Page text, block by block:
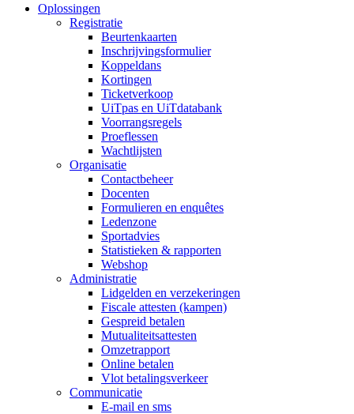
Oplossingen
Registratie
Beurtenkaarten
Inschrijvingsformulier
Koppeldans
Kortingen
Ticketverkoop
UiTpas en UiTdatabank
Voorrangsregels
Proeflessen
Wachtlijsten
Organisatie
Contactbeheer
Docenten
Formulieren en enquêtes
Ledenzone
Sportadvies
Statistieken & rapporten
Webshop
Administratie
Lidgelden en verzekeringen
Fiscale attesten (kampen)
Gespreid betalen
Mutualiteitsattesten
Omzetrapport
Online betalen
Vlot betalingsverkeer
Communicatie
E-mail en sms